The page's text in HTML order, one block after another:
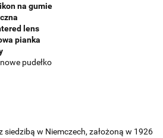
na gumie
lens
pianka
pudełko
siedzibą w Niemczech, założoną w 1926